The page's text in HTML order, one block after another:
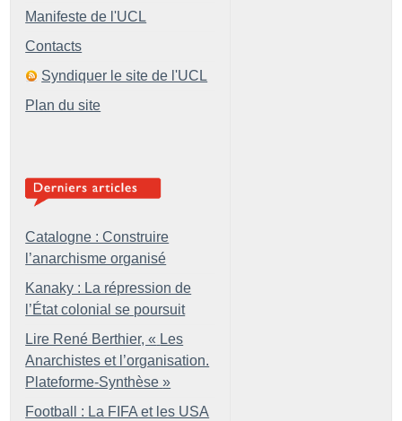
Manifeste de l'UCL
Contacts
Syndiquer le site de l'UCL
Plan du site
Catalogne : Construire
l’anarchisme organisé
Kanaky : La répression de
l’État colonial se poursuit
Lire René Berthier, « Les
Anarchistes et l’organisation.
Plateforme-Synthèse »
Football : La FIFA et les USA